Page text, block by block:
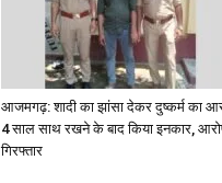
आजमगढ़: शादी का झांसा देकर दुष्कर्म का
4 साल साथ रखने के बाद किया इनकार,
गिरफ्तार